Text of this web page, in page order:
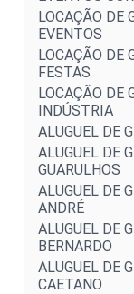
LOCAÇÃO DE
EVENTOS
LOCAÇÃO DE
FESTAS
LOCAÇÃO DE
INDÚSTRIA
ALUGUEL DE
ALUGUEL DE
GUARULHOS
ALUGUEL DE
ANDRÉ
ALUGUEL DE
BERNARDO
ALUGUEL DE
CAETANO